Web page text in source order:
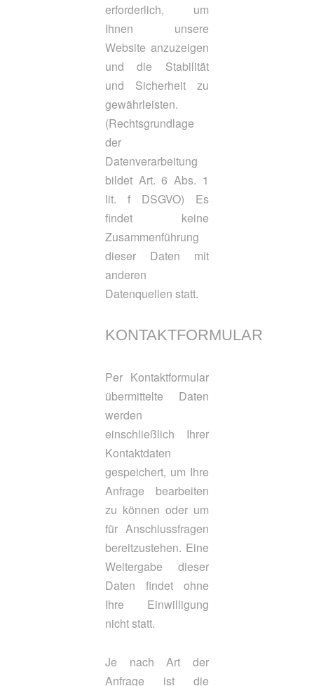
erforderlich, um
Ihnen unsere
Website anzuzeigen
und die Stabilität
und Sicherheit zu
gewährleisten.
(Rechtsgrundlage
der
Datenverarbeitung
bildet Art. 6 Abs. 1
lit. f DSGVO) Es
findet keine
Zusammenführung
dieser Daten mit
anderen
Datenquellen statt.
KONTAKTFORMULAR
Per Kontaktformular
übermittelte Daten
werden
einschließlich Ihrer
Kontaktdaten
gespeichert, um Ihre
Anfrage bearbeiten
zu können oder um
für Anschlussfragen
bereitzustehen. Eine
Weitergabe dieser
Daten findet ohne
Ihre Einwilligung
nicht statt.
Je nach Art der
Anfrage ist die